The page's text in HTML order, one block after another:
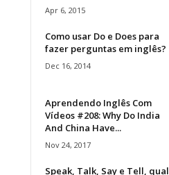
Apr 6, 2015
Como usar Do e Does para
fazer perguntas em inglês?
Dec 16, 2014
Aprendendo Inglês Com
Vídeos #208: Why Do India
And China Have...
Nov 24, 2017
Speak, Talk, Say e Tell, qual